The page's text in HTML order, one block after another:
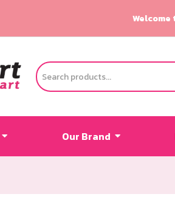
Welcome
Our Brand